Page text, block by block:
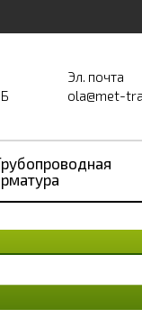
Эл. почта
ola@met-